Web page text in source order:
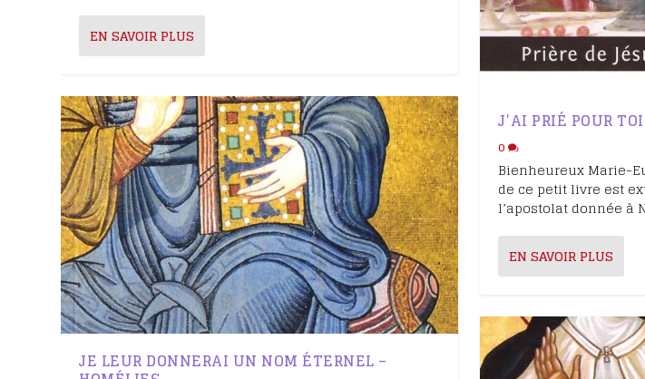
EN SAVOIR PLUS
JE LEUR DONNERAI UN NOM ÉTERNEL –
J’AI PRIÉ POUR TOI
0
Bienheureux Marie-
de ce petit livre est
l’apostolat donnée à
EN SAVOIR PLUS